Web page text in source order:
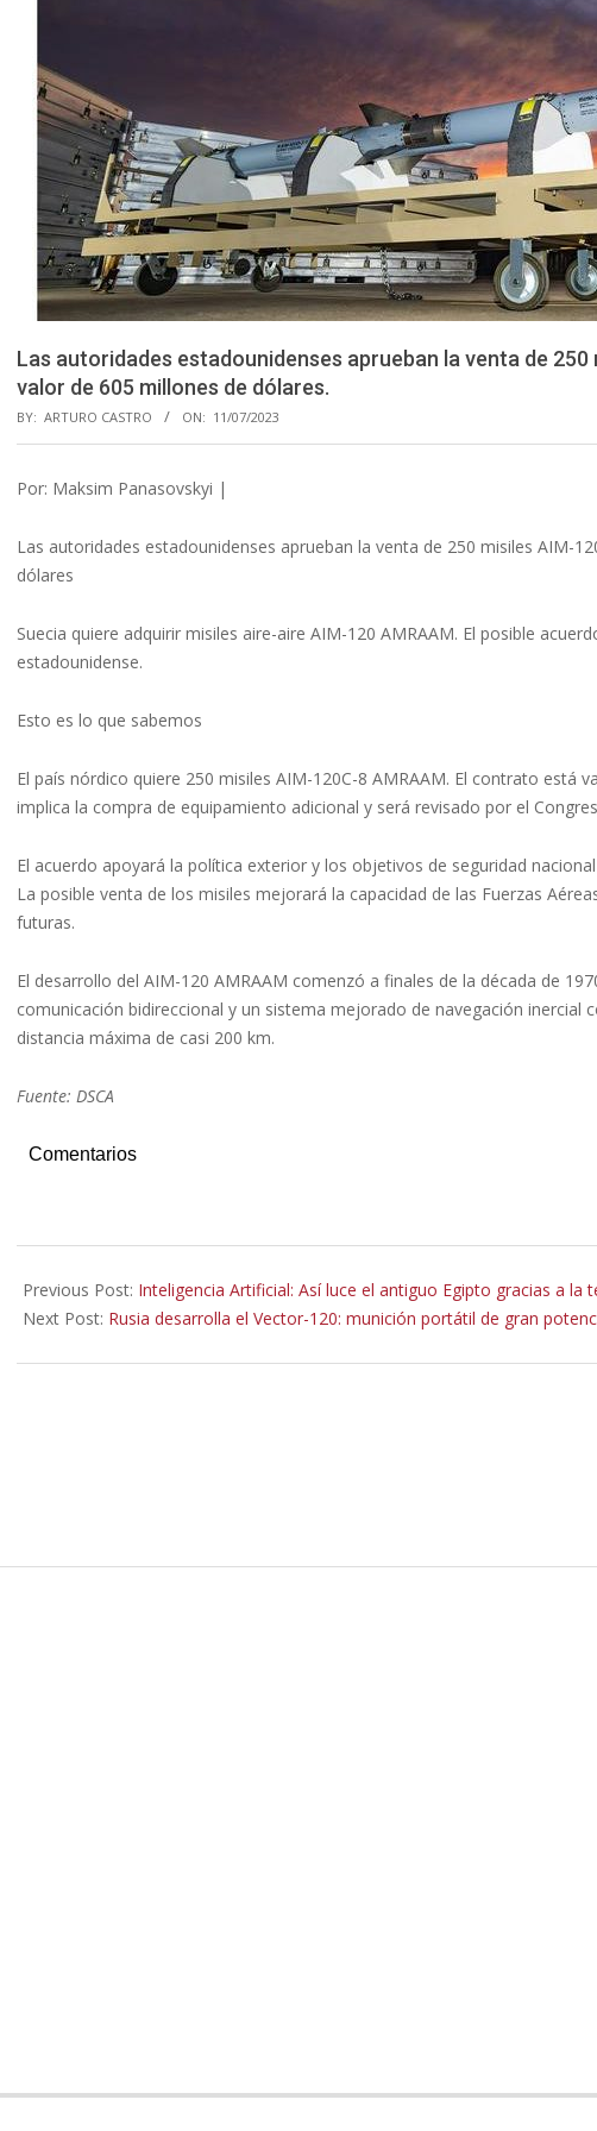
Las autoridades estadounidenses aprueban la venta de
valor de 605 millones de dólares.
BY: ARTURO CASTRO ON: 11/07/2023
Por: Maksim Panasovskyi |
Las autoridades estadounidenses aprueban la venta de 250 misiles AIM-
dólares
Suecia quiere adquirir misiles aire-aire AIM-120 AMRAAM. El posible
estadounidense.
Esto es lo que sabemos
El país nórdico quiere 250 misiles AIM-120C-8 AMRAAM. El contrato está
implica la compra de equipamiento adicional y será revisado por el
El acuerdo apoyará la política exterior y los objetivos de seguridad
La posible venta de los misiles mejorará la capacidad de las Fuerzas
futuras.
El desarrollo del AIM-120 AMRAAM comenzó a finales de la década de
comunicación bidireccional y un sistema mejorado de navegación inercial
distancia máxima de casi 200 km.
Fuente: DSCA
Comentarios
07-
11
Previous Post: Inteligencia Artificial: Así luce el antiguo Egipto gracias a la
Next Post: Rusia desarrolla el Vector-120: munición portátil de gran